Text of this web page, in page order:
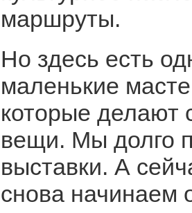
маршруты.
Но здесь есть
маленькие
которые делают
вещи. Мы долго
выставки. А
снова начинаем